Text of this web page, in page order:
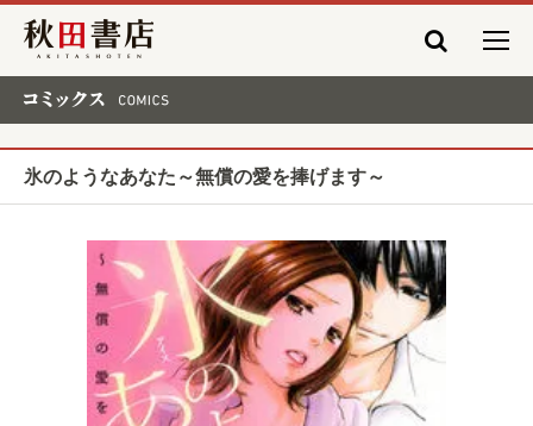
秋田書店
氷のようなあなた～無償の愛を捧げます～